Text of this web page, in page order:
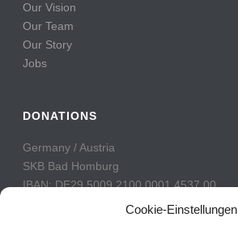
Cookie-Einstellungen
Our Vision
Our Team
Our Story
Jobs
DONATIONS
Germany / Austria
SKB Bad Homburg
IBAN: DE29 5009 2100 0001 4537 00
BIC: GENODE51BH2